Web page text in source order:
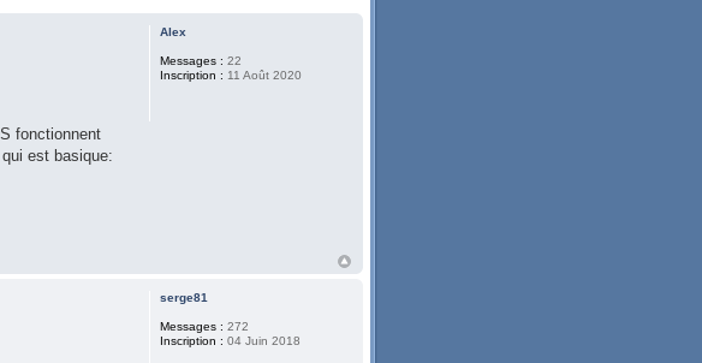
fonctionnent
est basique:
Alex
Messages : 22
Inscription : 11 Août 2020
serge81
Messages : 272
Inscription : 04 Juin 2018